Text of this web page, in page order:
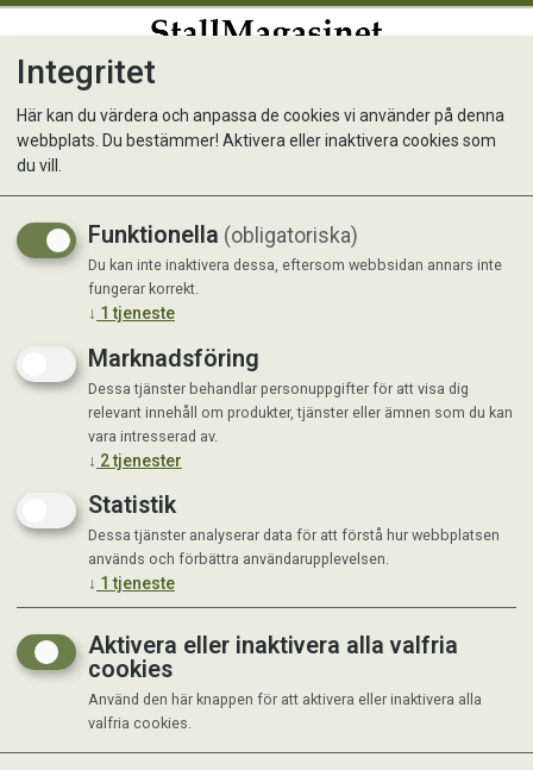
Equinatura Herbal syrup
Örtsirap
Integritet
Här kan du värdera och anpassa de cookies vi använder på denna
webbplats. Du bestämmer! Aktivera eller inaktivera cookies som
du vill.
Funktionella (obligatoriska)
Du kan inte inaktivera dessa, eftersom webbsidan annars inte
fungerar korrekt.
↓ 1 tjeneste
Marknadsföring
Dessa tjänster behandlar personuppgifter för att visa dig
relevant innehåll om produkter, tjänster eller ämnen som du kan
vara intresserad av.
↓ 2tjenester
Statistik
Dessa tjänster analyserar data för att förstå hur webbplatsen
används och förbättra användarupplevelsen.
↓ 1 tjeneste
Aktivera eller inaktivera alla valfria
cookies
Använd den här knappen för att aktivera eller inaktivera alla
valfria cookies.